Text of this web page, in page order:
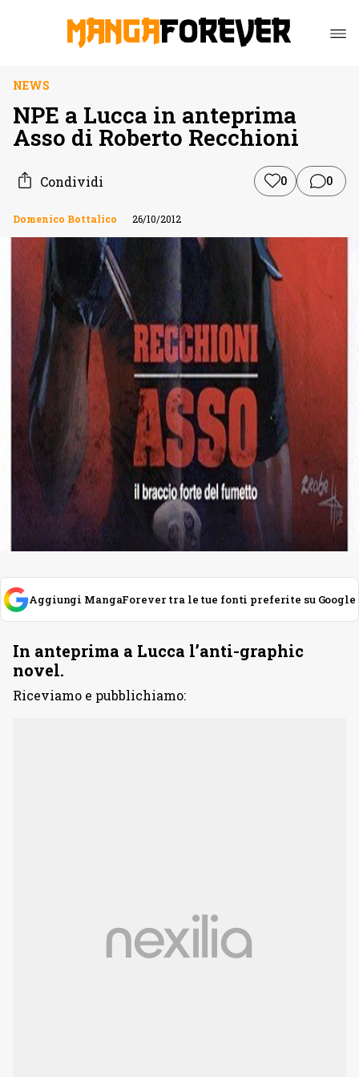
NEWS
NPE a Lucca in anteprima
Asso di Roberto Recchioni
Condividi 0 0
Domenico Bottalico 26/10/2012
Aggiungi MangaForever tra le tue fonti preferite su Google
In anteprima a Lucca l’anti-graphic
novel.
Riceviamo e pubblichiamo: